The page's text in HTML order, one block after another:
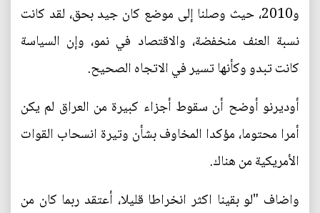
و2010، حيث وصلنا إلى موضع كان جيد بحق، لقد كانت
نسبة العنف منخفضة، والاقتصاد في نمو، وإن السياسة
كانت تبدو وكأنها تسير في الاتجاه الصحيح.
أوديرنو أوضح أن سقوط أجزاء كبيرة من العراق لم يكن
أمرا محتوما، مؤكدا المخاوف بشأن وتيرة انسحاب القوات
الأمريكية من هناك.
واضاف "لو بقينا اكثر انخراطا قليلا، أعتقد ربما كان من